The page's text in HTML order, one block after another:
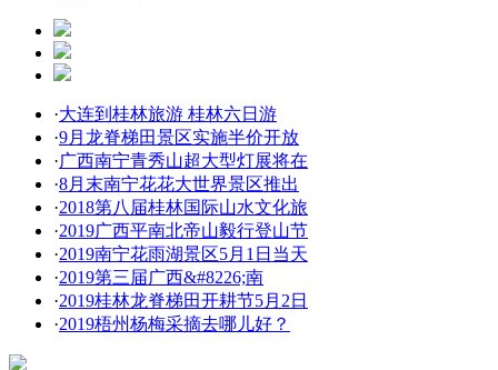
·大连到桂林旅游 桂林六日游
·9月龙脊梯田景区实施半价开放
·广西南宁青秀山超大型灯展将在
·8月末南宁花花大世界景区推出
·2018第八届桂林国际山水文化旅
·2019广西平南北帝山毅行登山节
·2019南宁花雨湖景区5月1日当天
·2019第三届广西&#8226;南
·2019桂林龙脊梯田开耕节5月2日
·2019梧州杨梅采摘去哪儿好？